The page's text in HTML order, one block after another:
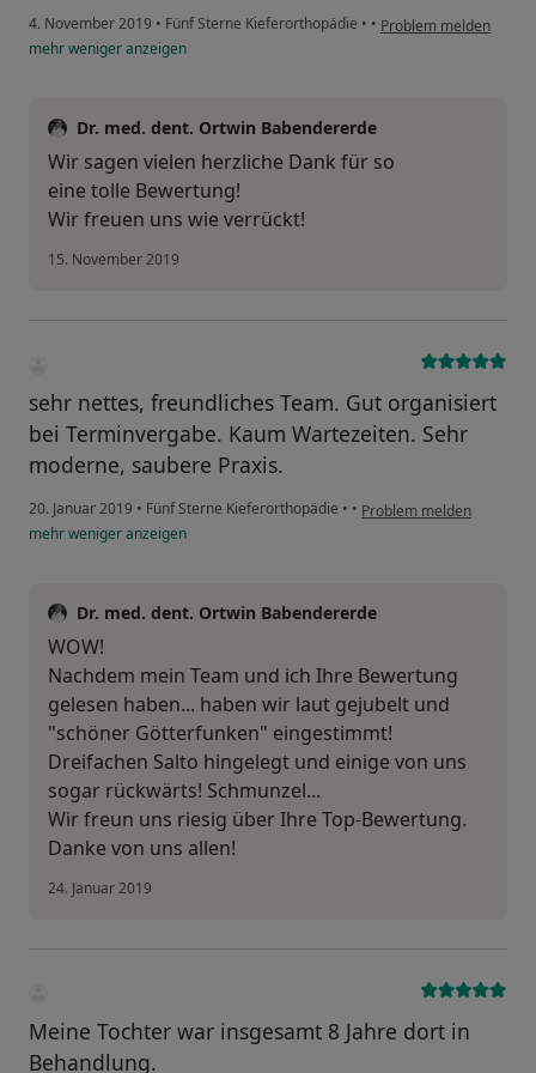
4. November 2019 • Fünf Sterne Kieferorthopädie • • Problem melden
mehrwenigeranzeigen
Dr. med. dent. Ortwin Babendererde
Wir sagen vielen herzliche Dank für so
eine tolle Bewertung!
Wir freuen uns wie verrückt!
15. November 2019
sehr nettes, freundliches Team. Gut organisiert
bei Terminvergabe. Kaum Wartezeiten. Sehr
moderne, saubere Praxis.
20. Januar 2019 • Fünf Sterne Kieferorthopädie • • Problem melden
mehrwenigeranzeigen
Dr. med. dent. Ortwin Babendererde
WOW!
Nachdem mein Team und ich Ihre Bewertung
gelesen haben... haben wir laut gejubelt und
"schöner Götterfunken" eingestimmt!
Dreifachen Salto hingelegt und einige von uns
sogar rückwärts! Schmunzel...
Wir freun uns riesig über Ihre Top-Bewertung.
Danke von uns allen!
24. Januar 2019
Meine Tochter war insgesamt 8 Jahre dort in
Behandlung.